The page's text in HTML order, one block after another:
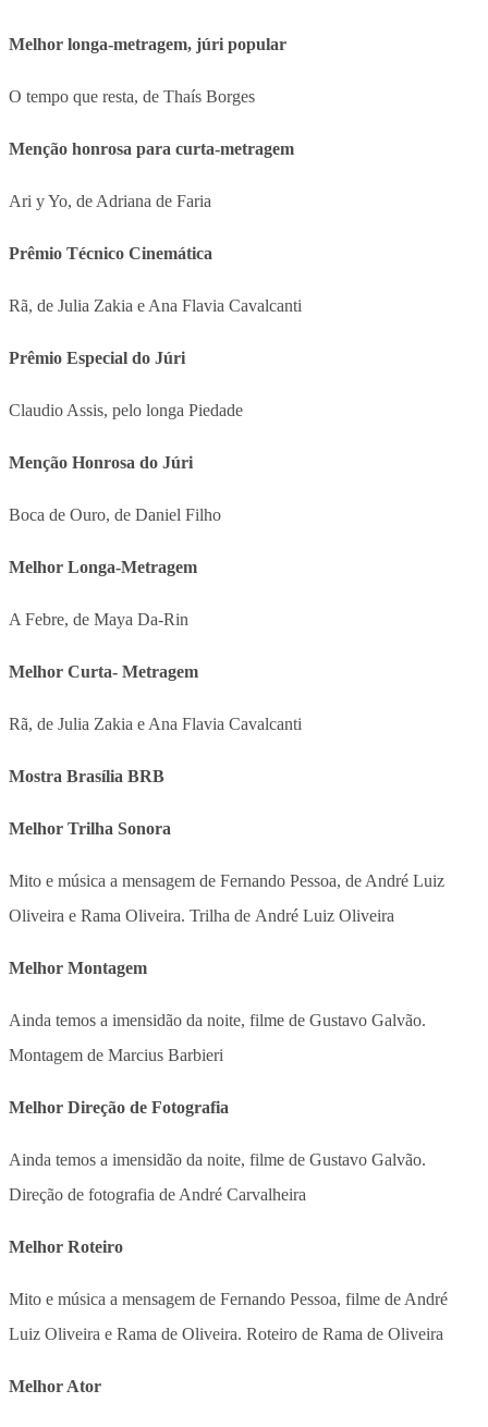
Melhor longa-metragem, júri popular
O tempo que resta, de Thaís Borges
Menção honrosa para curta-metragem
Ari y Yo, de Adriana de Faria
Prêmio Técnico Cinemática
Rã, de Julia Zakia e Ana Flavia Cavalcanti
Prêmio Especial do Júri
Claudio Assis, pelo longa Piedade
Menção Honrosa do Júri
Boca de Ouro, de Daniel Filho
Melhor Longa-Metragem
A Febre, de Maya Da-Rin
Melhor Curta- Metragem
Rã, de Julia Zakia e Ana Flavia Cavalcanti
Mostra Brasília BRB
Melhor Trilha Sonora
Mito e música a mensagem de Fernando Pessoa, de André Luiz
Oliveira e Rama Oliveira. Trilha de André Luiz Oliveira
Melhor Montagem
Ainda temos a imensidão da noite, filme de Gustavo Galvão.
Montagem de Marcius Barbieri
Melhor Direção de Fotografia
Ainda temos a imensidão da noite, filme de Gustavo Galvão.
Direção de fotografia de André Carvalheira
Melhor Roteiro
Mito e música a mensagem de Fernando Pessoa, filme de André
Luiz Oliveira e Rama de Oliveira. Roteiro de Rama de Oliveira
Melhor Ator